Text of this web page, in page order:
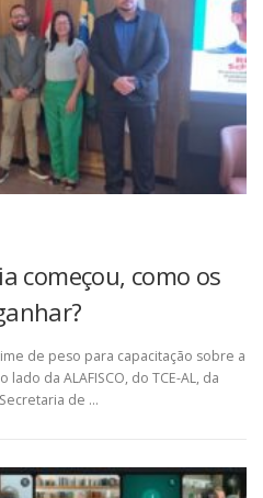
começou, como os
de peso para capacitação sobre a
da ALAFISCO, do TCE-AL, da
de …